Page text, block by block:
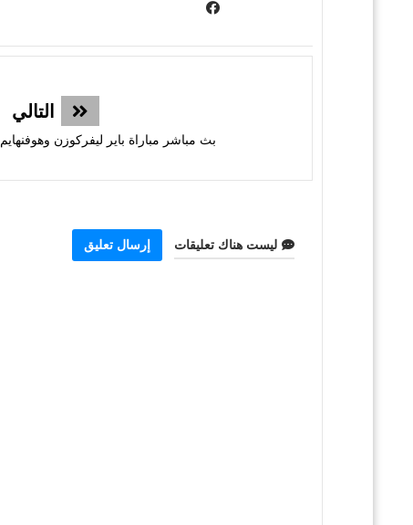
التالي
بث مباشر مباراة باير ليفركوزن
ليست هناك تعليقات إرسال تعليق